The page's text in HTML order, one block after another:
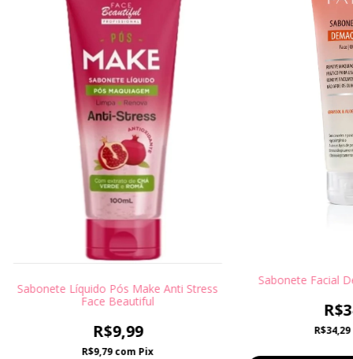
Sabonete Líquido Pós Make Anti Stress
Face Beautiful
R$9,99
R$9,79com Pix
Sabonete Facial
R$34,29